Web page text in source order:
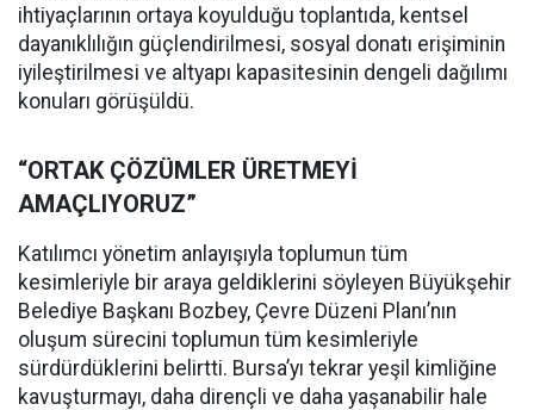
ihtiyaçlarının ortaya koyulduğu toplantıda, kentsel
dayanıklılığın güçlendirilmesi, sosyal donatı erişiminin
iyileştirilmesi ve altyapı kapasitesinin dengeli dağılımı
konuları görüşüldü.
“ORTAK ÇÖZÜMLER ÜRETMEYİ
AMAÇLIYORUZ”
Katılımcı yönetim anlayışıyla toplumun tüm
kesimleriyle bir araya geldiklerini söyleyen Büyükşehir
Belediye Başkanı Bozbey, Çevre Düzeni Planı’nın
oluşum sürecini toplumun tüm kesimleriyle
sürdürdüklerini belirtti. Bursa’yı tekrar yeşil kimliğine
kavuşturmayı, daha dirençli ve daha yaşanabilir hale